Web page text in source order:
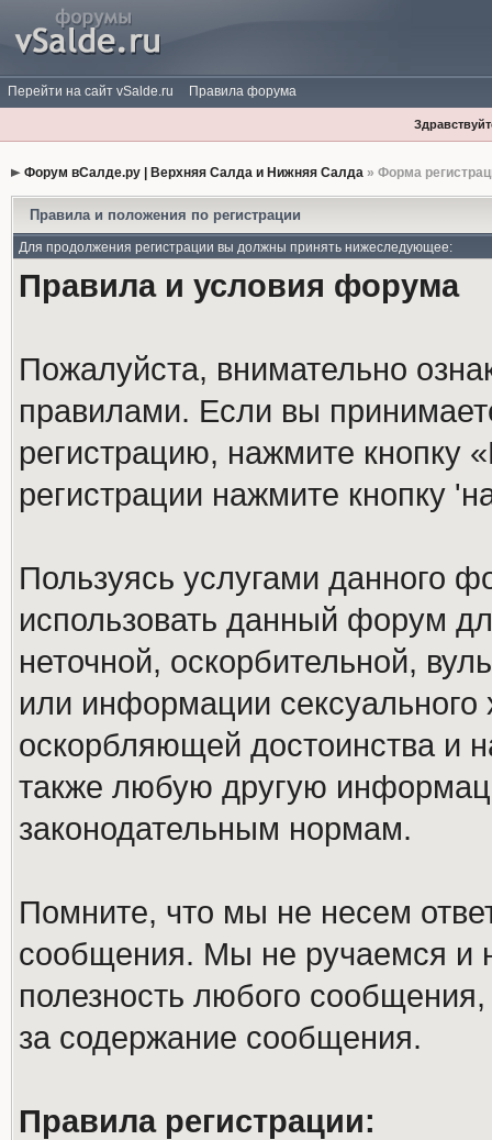
Перейти на сайт vSalde.ru Правила форума
Форум вСалде.ру | Верхняя Салда и Нижняя Салда» Форма
Правила и положения по регистрации
Для продолжения регистрации вы должны принять нижеследующее:
Правила и условия форума
Пожалуйста, внимательно
правилами. Если вы
регистрацию, нажмите кнопку
регистрации нажмите кнопку
Пользуясь услугами данного
использовать данный форум
неточной, оскорбительной,
или информации
оскорбляющей достоинства и
также любую другую
законодательным нормам.
Помните, что мы не несем
сообщения. Мы не ручаемся и
полезность любого
за содержание сообщения.
Правила регистрации: